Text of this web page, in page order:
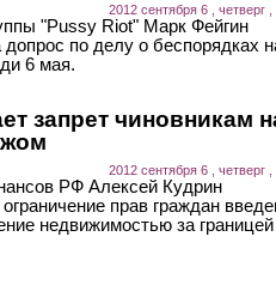
2012 сентября 6 , четверг ,
"Pussy Riot" Марк Фейгин
по делу о беспорядках
6 мая.
запрет чиновникам
2012 сентября 6 , четверг ,
РФ Алексей Кудрин
прав граждан
недвижимостью за границей